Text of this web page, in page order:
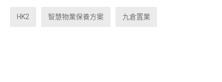
HK2 智慧物業保養方案 九倉置業